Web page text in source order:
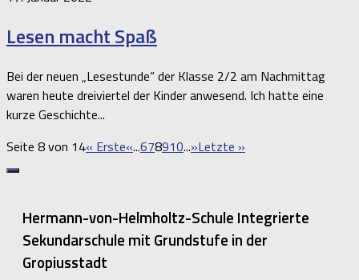
Lesen macht Spaß
Bei der neuen „Lesestunde“ der Klasse 2/2 am Nachmittag
waren heute dreiviertel der Kinder anwesend. Ich hatte eine
kurze Geschichte...
Seite 8 von 14« Erste«...678910...»Letzte »
Hermann-von-Helmholtz-Schule Integrierte
Sekundarschule mit Grundstufe in der
Gropiusstadt